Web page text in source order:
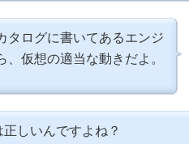
タログに書いてあるエンジ
仮想の適当な動きだよ。
しいんですよね？